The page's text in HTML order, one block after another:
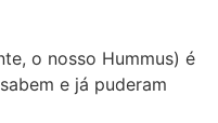
o nosso Hummus) é
e já puderam